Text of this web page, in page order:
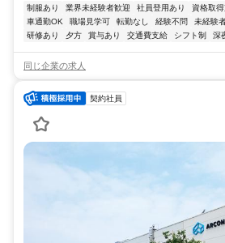
制服あり 業界未経験者歓迎 社員登用あり 資格取
車通勤OK
職場見学可 転勤なし 経験不問 未経験
研修あり
夕方 賞与あり 交通費支給 シフト制 深
同じ企業の求人
契約社員